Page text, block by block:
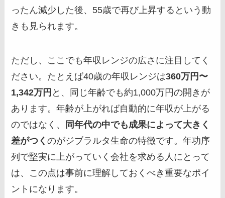
ったん減少した後、55歳で再び上昇するという動
きも見られます。
ただし、ここでも年収レンジの広さに注目してく
ださい。たとえば40歳の年収レンジは360万円〜
1,342万円 と、同じ年齢でも約1,000万円の開きが
あります。年齢が上がれば自動的に年収が上がる
のではなく、
同年代の中でも成果によって大きく
差がつくのがジブラルタ生命の特徴です。年功序
列で堅実に上がっていく会社を求める人にとって
は、この点は事前に理解しておくべき重要なポイ
ントになります。